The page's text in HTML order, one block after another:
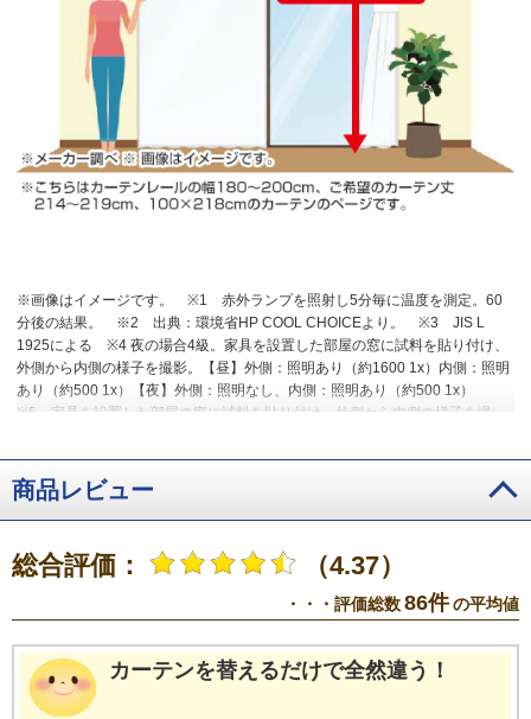
※画像はイメージです。
※1 赤外ランプを照射し5分毎に温度を測定。60
分後の結果。
※2 出典：環境省HP COOL CHOICEより。
※3 JIS L
1925による
※4 夜の場合4級。家具を設置した部屋の窓に試料を貼り付け、
外側から内側の様子を撮影。【昼】外側：照明あり（約1600 1x）内側：照明
あり（約500 1x）【夜】外側：照明なし、内側：照明あり（約500 1x）
※5 家具を設置した部屋の窓に試料を貼り付け、外側から内側の様子を撮
外側：照明なし、内側：照明あり（約500 1x）
※6 JIS Z 2911かび抵抗性試
験（湿式法）による。
※8 試験室の窓の外側から
室内に向けて投光機による照射を行い30分後の温度を測定。
商品レビュー
総合評価： （4.37）
・・・評価総数86件の平均値
カーテンを替えるだけで全然違う！